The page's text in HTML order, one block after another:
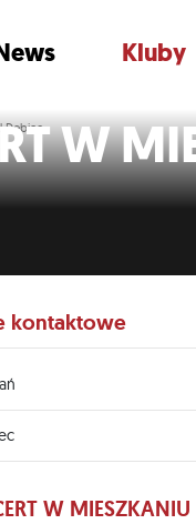
Kluby
Dębiec
W
kontaktowe
W